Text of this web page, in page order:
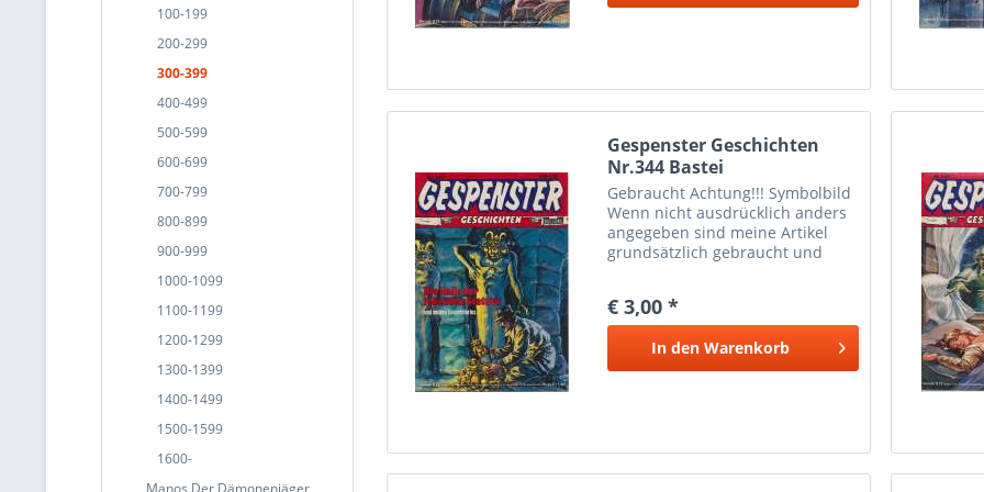
100-199
200-299
300-399
400-499
500-599
600-699
700-799
800-899
900-999
1000-1099
1100-1199
1200-1299
1300-1399
1400-1499
1500-1599
1600-
Manos Der Dämonenjäger
Gespenster Geschichten
Nr.344 Bastei
Gebraucht Achtung!!! Symbolbild
Wenn nicht ausdrücklich anders
angegeben sind meine Artikel
grundsätzlich gebraucht und
€ 3,00 *
In den Warenkorb